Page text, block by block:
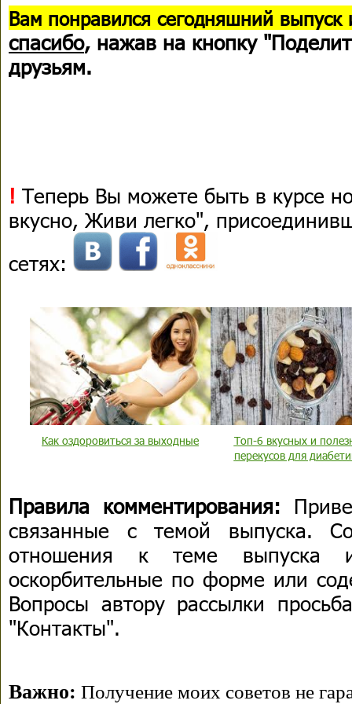
Вам понравился сегодняшний выпуск
спасибо, нажав на кнопку
друзьям.
! Теперь Вы можете быть в курсе
вкусно, Живи легко",
сетях:
Как оздоровиться за выходные
Топ-6 вкусных и
перекусов для
Правила комментирования:
связанные с темой выпуска.
отношения к теме выпуска
оскорбительные по форме или
Вопросы автору рассылки
"Контакты".
Важно: Получение моих советов не